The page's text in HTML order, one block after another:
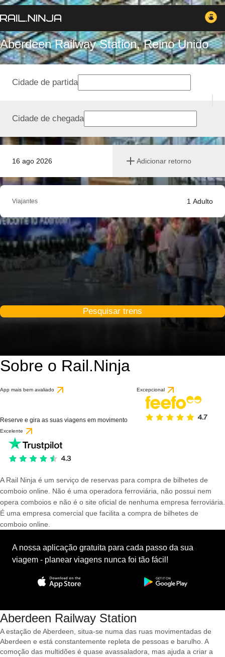
Aberdeen Railway Station, Reino Unido
16 ago 2026 Adicionar retorno
Cidade de partida
Cidade de chegada
Viajantes 1 Adulto
Pesquisar trens
Sobre o Rail.Ninja
App mais bem avaliado
Reserve e gira as suas viagens em movimento
Excepcional
Excelente
A Rail Ninja é um serviço de reservas para compra de bilhetes de
comboio online. Não é uma operadora ferroviária, não possui nem
opera comboios e não é o site oficial de nenhuma empresa ferroviária.
É uma empresa comercial que facilita a compra de bilhetes de
comboio online.
A nossa aplicação gratuita para cada passo da sua
viagem - planear viagens nunca foi tão fácil!
Aberdeen Railway Station
A estação de Aberdeen, situa-se numa das ruas movimentadas de
Aberdeen e está constantemente repleta de pessoas e barulho. A
comoção das multidões é quase avassaladora, mas ajuda a criar a